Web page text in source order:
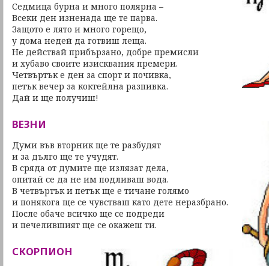
Седмица бурна и много полярна –
Всеки ден изненада ще те парва.
Защото е лято и много горещо,
у дома недей да готвиш леща.
Не действай прибързано, добре премисли
и хубаво своите изисквания премери.
Четвъртък е ден за спорт и почивка,
петък вечер за коктейлна разпивка.
Дай и ще получиш!
ВЕЗНИ
Думи във вторник ще те разбудят
и за дълго ще те учудят.
В сряда от думите ще излязат дела,
опитай се да не им подливаш вода.
В четвъртък и петък ще е тичане голямо
и понякога ще се чувстваш като дете неразбрано.
После обаче всичко ще се подреди
и печелившият ще се окажеш ти.
СКОРПИОН